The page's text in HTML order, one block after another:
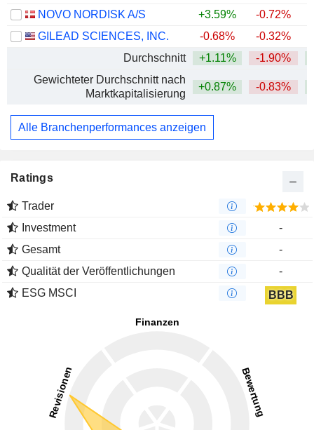
NOVO NORDISK A/S +3.59% -0.72%
GILEAD SCIENCES, INC.
-0.68% -0.32%
Durchschnitt
+1.11% -1.90%
Gewichteter Durchschnitt nach
Marktkapitalisierung
+0.87% -0.83%
Alle Branchenperformances anzeigen
Ratings
Trader
Investment
-
Gesamt
-
Qualität der Veröffentlichungen
-
ESG MSCI
BBB